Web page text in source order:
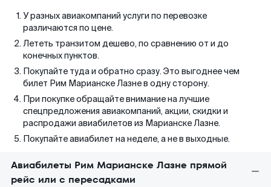
У разных авиакомпаний услуги по перевозке
различаются по цене.
Лететь транзитом дешево, по сравнению от и до
конечных пунктов.
Покупайте туда и обратно сразу. Это выгоднее чем
билет Рим Марианске Лазне в одну сторону.
При покупке обращайте внимание на лучшие
спецпредложения авиакомпаний, акции, скидки и
распродажи авиабилетов из Марианске Лазне.
Покупайте авиабилет на неделе, а не в выходные.
Авиабилеты Рим Марианске Лазне прямой
рейс или с пересадками